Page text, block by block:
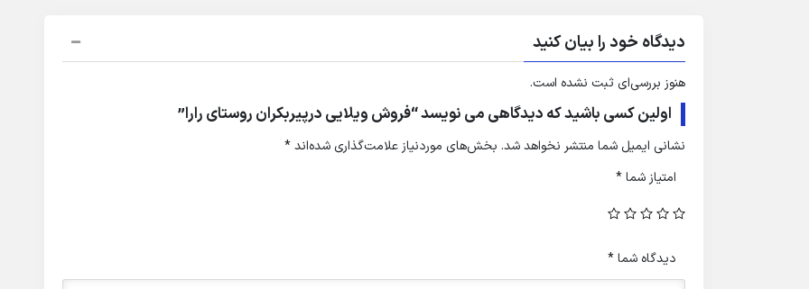
دیدگاه خود را بیان کنید
هنوز بررسی‌ای ثبت نشده است.
اولین کسی باشید که دیدگاهی می نویسد “فروش ویلایی درپیربکران روستای رارا”
نشانی ایمیل شما منتشر نخواهد شد. بخش‌های موردنیاز علامت‌گذاری شده‌اند*
امتیاز شما*
دیدگاه شما*